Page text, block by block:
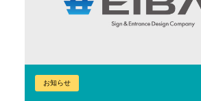
お知らせ